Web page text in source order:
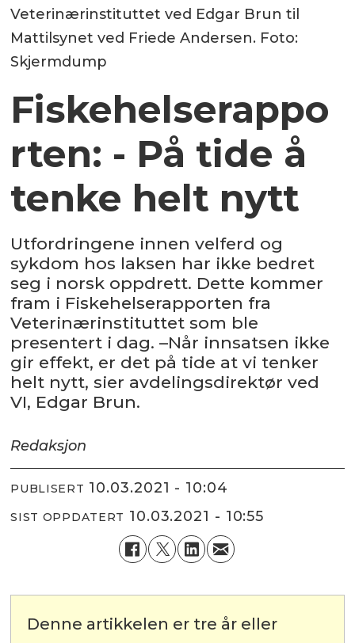
Veterinærinstituttet ved Edgar Brun til
Mattilsynet ved Friede Andersen. Foto:
Skjermdump
Fiskehelserappo
rten: - På tide å
tenke helt nytt
Utfordringene innen velferd og
sykdom hos laksen har ikke bedret
seg i norsk oppdrett. Dette kommer
fram i Fiskehelserapporten fra
Veterinærinstituttet som ble
presentert i dag. –Når innsatsen ikke
gir effekt, er det på tide at vi tenker
helt nytt, sier avdelingsdirektør ved
VI, Edgar Brun.
Redaksjon
PUBLISERT 10.03.2021 - 10:04
SIST OPPDATERT 10.03.2021 - 10:55
Denne artikkelen er tre år eller